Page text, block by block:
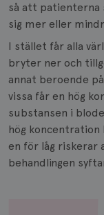
så att patienterna
sig mer eller
I stället får alla
bryter ner och
annat beroende
vissa får en hög
substansen i
hög koncentration
en för låg riskerar
behandlingen